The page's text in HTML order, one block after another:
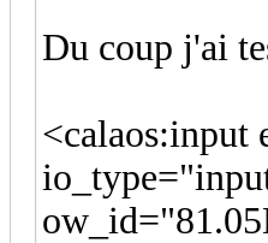
Du coup j'ai
<calaos:input